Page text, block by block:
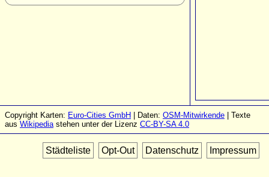
Copyright Karten: Euro-Cities GmbH | Daten: OSM-Mitwirkende | Texte
aus Wikipediastehen unter der Lizenz CC-BY-SA 4.0
Städteliste Opt-Out Datenschutz Impressum